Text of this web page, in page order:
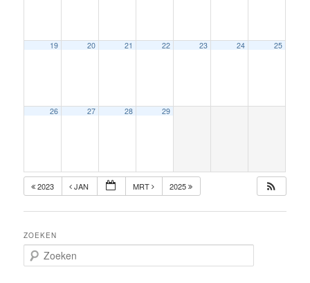
19 20 21 22 23 24 25
26 27 28 29
2023 JAN MRT 2025
ZOEKEN
o